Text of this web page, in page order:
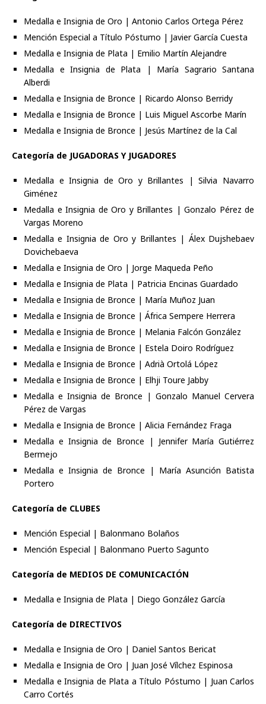
Medalla e Insignia de Oro | Antonio Carlos Ortega Pérez
Mención Especial a Título Póstumo | Javier García Cuesta
Medalla e Insignia de Plata | Emilio Martín Alejandre
Medalla e Insignia de Plata | María Sagrario Santana
Alberdi
Medalla e Insignia de Bronce | Ricardo Alonso Berridy
Medalla e Insignia de Bronce | Luis Miguel Ascorbe Marín
Medalla e Insignia de Bronce | Jesús Martínez de la Cal
Categoría de JUGADORAS Y JUGADORES
Medalla e Insignia de Oro y Brillantes | Silvia Navarro
Giménez
Medalla e Insignia de Oro y Brillantes | Gonzalo Pérez de
Vargas Moreno
Medalla e Insignia de Oro y Brillantes | Álex Dujshebaev
Dovichebaeva
Medalla e Insignia de Oro | Jorge Maqueda Peño
Medalla e Insignia de Plata | Patricia Encinas Guardado
Medalla e Insignia de Bronce | María Muñoz Juan
Medalla e Insignia de Bronce | África Sempere Herrera
Medalla e Insignia de Bronce | Melania Falcón González
Medalla e Insignia de Bronce | Estela Doiro Rodríguez
Medalla e Insignia de Bronce | Adrià Ortolá López
Medalla e Insignia de Bronce | Elhji Toure Jabby
Medalla e Insignia de Bronce | Gonzalo Manuel Cervera
Pérez de Vargas
Medalla e Insignia de Bronce | Alicia Fernández Fraga
Medalla e Insignia de Bronce | Jennifer María Gutiérrez
Bermejo
Medalla e Insignia de Bronce | María Asunción Batista
Portero
Categoría de CLUBES
Mención Especial | Balonmano Bolaños
Mención Especial | Balonmano Puerto Sagunto
Categoría de MEDIOS DE COMUNICACIÓN
Medalla e Insignia de Plata | Diego González García
Categoría de DIRECTIVOS
Medalla e Insignia de Oro | Daniel Santos Bericat
Medalla e Insignia de Oro | Juan José Vílchez Espinosa
Medalla e Insignia de Plata a Título Póstumo | Juan Carlos
Carro Cortés